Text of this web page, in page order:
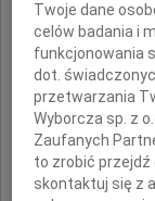
Twoje dane
celów badania i
funkcjonowania
dot.
przetwarzania
Wyborcza sp. z
Zaufanych
to zrobić przejdź
skontaktuj się z